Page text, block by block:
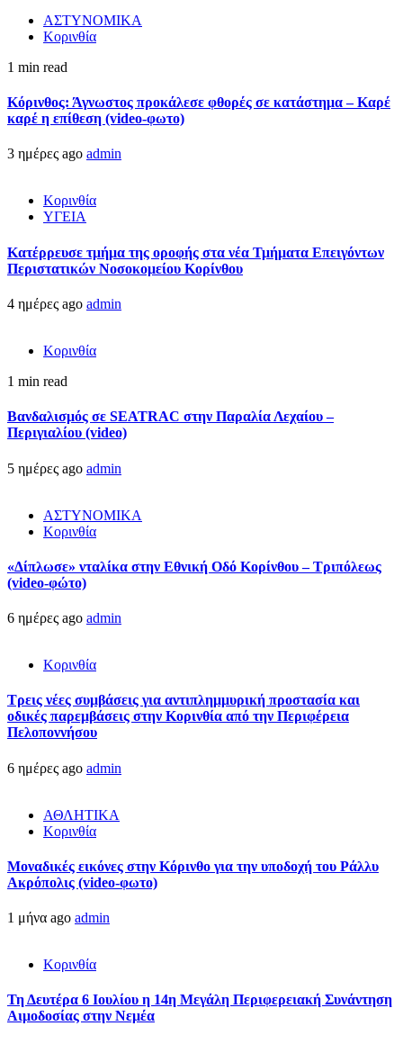
ΑΣΤΥΝΟΜΙΚΑ
Κορινθία
1 min read
Κόρινθος: Άγνωστος προκάλεσε φθορές σε κατάστημα – Καρέ
καρέ η επίθεση (video-φωτο)
3 ημέρες ago admin
Κορινθία
ΥΓΕΙΑ
Kατέρρευσε τμήμα της οροφής στα νέα Τμήματα Επειγόντων
Περιστατικών Νοσοκομείου Κορίνθου
4 ημέρες ago admin
Κορινθία
1 min read
Βανδαλισμός σε SEATRAC στην Παραλία Λεχαίου –
Περιγιαλίου (video)
5 ημέρες ago admin
ΑΣΤΥΝΟΜΙΚΑ
Κορινθία
«Δίπλωσε» νταλίκα στην Εθνική Oδό Κορίνθου – Τριπόλεως
(video-φώτο)
6 ημέρες ago admin
Κορινθία
Τρεις νέες συμβάσεις για αντιπλημμυρική προστασία και
οδικές παρεμβάσεις στην Κορινθία από την Περιφέρεια
Πελοποννήσου
6 ημέρες ago admin
ΑΘΛΗΤΙΚΑ
Κορινθία
Μοναδικές εικόνες στην Κόρινθο για την υποδοχή του Ράλλυ
Ακρόπολις (video-φωτο)
1 μήνα ago admin
Κορινθία
Τη Δευτέρα 6 Ιουλίου η 14η Μεγάλη Περιφερειακή Συνάντηση
Αιμοδοσίας στην Νεμέα